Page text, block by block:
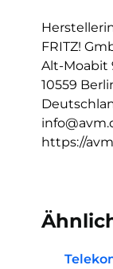
FRITZ!
Alt-Moabit
10559
https://